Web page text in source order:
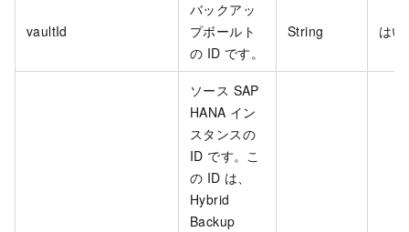
vaultId
バックアッ
プボールト
の ID です。
String はい
ソース SAP
HANA イン
スタンスの
ID です。こ
の ID は、
Hybrid
Backup